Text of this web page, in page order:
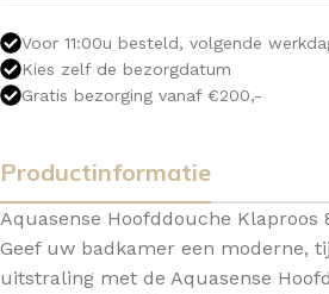
Voor 11:00u besteld, volgende
Kies zelf de bezorgdatum
Gratis bezorging vanaf €200,-
Productinformatie
Aquasense Hoofddouche Klaproos
Geef uw badkamer een moderne,
uitstraling met de Aquasense